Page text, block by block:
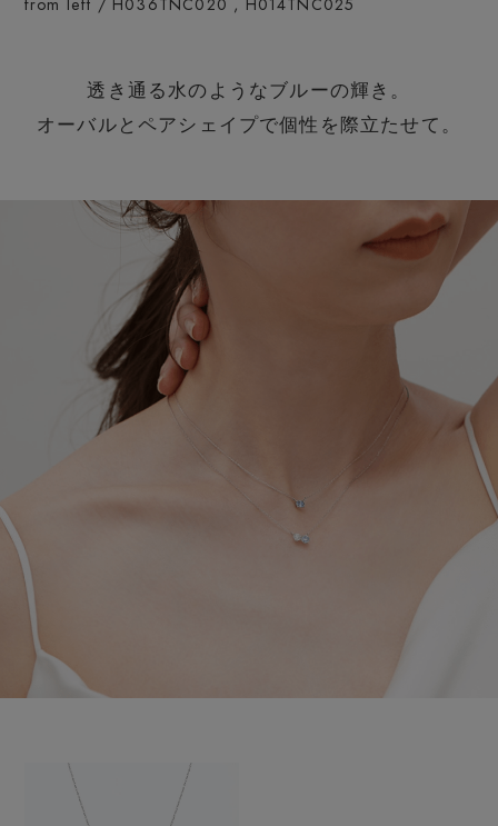
透き通る水のようなブルーの輝き。
オーバルとペアシェイプで個性を際立たせて。